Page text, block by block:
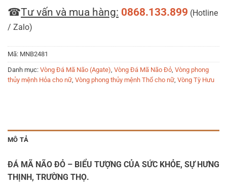
☎Tư vấn và mua hàng: 0868.133.899 (Hotline
/ Zalo)
Mã: MNB2481
Danh mục: Vòng Đá Mã Não (Agate), Vòng Đá Mã Não Đỏ, Vòng phong
thủy mệnh Hỏa cho nữ, Vòng phong thủy mệnh Thổ cho nữ, Vòng Tỳ Hưu
MÔ TẢ
ĐÁ MÃ NÃO ĐỎ – BIỂU TƯỢNG CỦA SỨC KHỎE, SỰ HƯNG
THỊNH, TRƯỜNG THỌ.